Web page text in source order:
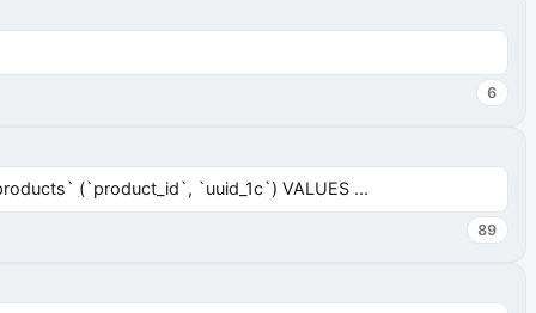
6
(`product_id`, `uuid_1c`) VALUES ...
89